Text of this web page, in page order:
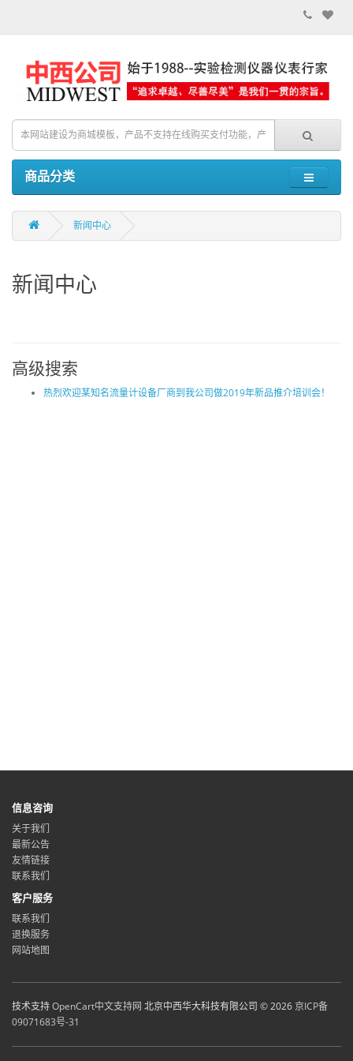
商品分类
新闻中心
新闻中心
高级搜索
热烈欢迎某知名流量计设备厂商到我公司做2019年新品推介培训会！
信息咨询
关于我们
最新公告
友情链接
联系我们
客户服务
联系我们
退换服务
网站地图
技术支持OpenCart中文支持网 北京中西华大科技有限公司 © 2026京ICP备
09071683号-31